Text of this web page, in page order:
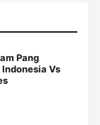
Pang
Vs